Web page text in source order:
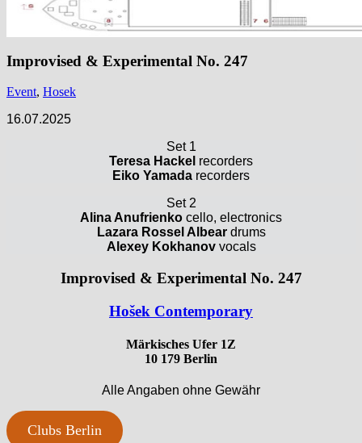
Improvised & Experimental No. 247
Event, Hosek
16.07.2025
Set 1
Teresa Hackel recorders
Eiko Yamada recorders
Set 2
Alina Anufrienko cello, electronics
Lazara Rossel Albeardrums
Alexey Kokhanovvocals
Improvised & Experimental No. 247
Hošek Contemporary
Märkisches Ufer 1Z
10 179 Berlin
Alle Angaben ohne Gewähr
Clubs Berlin